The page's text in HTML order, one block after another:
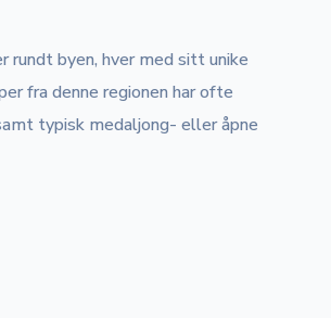
rundt byen, hver med sitt unike
fra denne regionen har ofte
typisk medaljong- eller åpne